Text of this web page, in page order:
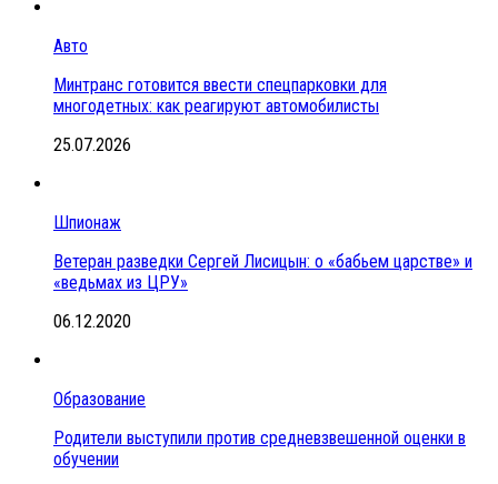
Авто
Минтранс готовится ввести спецпарковки для
многодетных: как реагируют автомобилисты
25.07.2026
Шпионаж
Ветеран разведки Сергей Лисицын: о «бабьем царстве» и
«ведьмах из ЦРУ»
06.12.2020
Образование
Родители выступили против средневзвешенной оценки в
обучении